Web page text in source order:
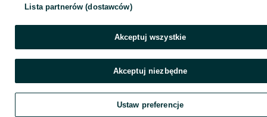
Lista partnerów (dostawców)
Akceptuj wszystkie
Akceptuj niezbędne
Ustaw preferencje